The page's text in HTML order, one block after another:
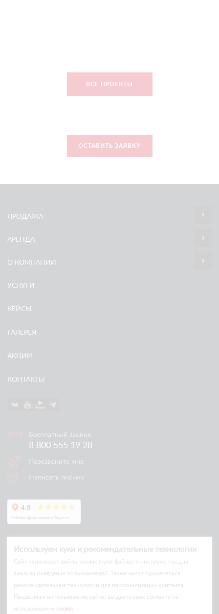
ВСЕ ПРОЕКТЫ
ОСТАВИТЬ ЗАЯВКУ
© Arlift 2026
All rights reserved
ПРОДАЖА
АРЕНДА
О КОМПАНИИ
УСЛУГИ
КЕЙСЫ
ГАЛЕРЕЯ
АКЦИИ
КОНТАКТЫ
Бесплатный звонок
8 800 555 19 28
Перезвоните мне
Написать письмо
Используем куки и рекомендательные технологии
Cайт использует файлы cookie (куки-файлы) и инструменты для
анализа поведения пользователей. Также могут применяться
рекомендательные технологии для персонализации контента.
Продолжая использование сайта, вы даете свое согласие на
использование cookie